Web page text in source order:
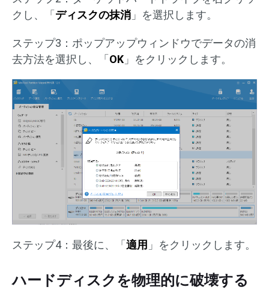
クし、「 ディスクの抹消 」を選択します。
ステップ3：ポップアップウィンドウでデータの消
去方法を選択し、「 OK 」をクリックします。
ステップ4：最後に、「 適用 」をクリックします。
ハードディスクを物理的に破壊する